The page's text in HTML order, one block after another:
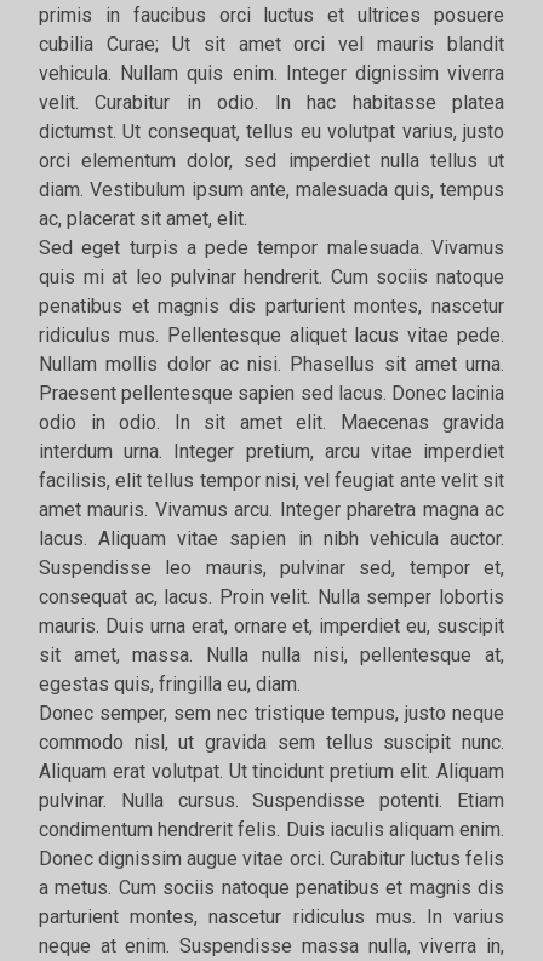
primis in faucibus orci luctus et ultrices posuere
cubilia Curae; Ut sit amet orci vel mauris blandit
vehicula. Nullam quis enim. Integer dignissim viverra
velit. Curabitur in odio. In hac habitasse platea
dictumst. Ut consequat, tellus eu volutpat varius, justo
orci elementum dolor, sed imperdiet nulla tellus ut
diam. Vestibulum ipsum ante, malesuada quis, tempus
ac, placerat sit amet, elit.
Sed eget turpis a pede tempor malesuada. Vivamus
quis mi at leo pulvinar hendrerit. Cum sociis natoque
penatibus et magnis dis parturient montes, nascetur
ridiculus mus. Pellentesque aliquet lacus vitae pede.
Nullam mollis dolor ac nisi. Phasellus sit amet urna.
Praesent pellentesque sapien sed lacus. Donec lacinia
odio in odio. In sit amet elit. Maecenas gravida
interdum urna. Integer pretium, arcu vitae imperdiet
facilisis, elit tellus tempor nisi, vel feugiat ante velit sit
amet mauris. Vivamus arcu. Integer pharetra magna ac
lacus. Aliquam vitae sapien in nibh vehicula auctor.
Suspendisse leo mauris, pulvinar sed, tempor et,
consequat ac, lacus. Proin velit. Nulla semper lobortis
mauris. Duis urna erat, ornare et, imperdiet eu, suscipit
sit amet, massa. Nulla nulla nisi, pellentesque at,
egestas quis, fringilla eu, diam.
Donec semper, sem nec tristique tempus, justo neque
commodo nisl, ut gravida sem tellus suscipit nunc.
Aliquam erat volutpat. Ut tincidunt pretium elit. Aliquam
pulvinar. Nulla cursus. Suspendisse potenti. Etiam
condimentum hendrerit felis. Duis iaculis aliquam enim.
Donec dignissim augue vitae orci. Curabitur luctus felis
a metus. Cum sociis natoque penatibus et magnis dis
parturient montes, nascetur ridiculus mus. In varius
neque at enim. Suspendisse massa nulla, viverra in,